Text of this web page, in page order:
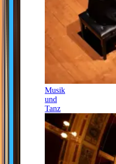
Musik
und
Tanz